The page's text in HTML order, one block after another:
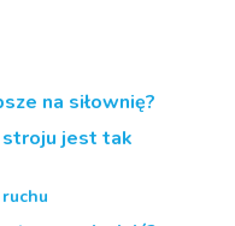
na siłownię?
jest tak